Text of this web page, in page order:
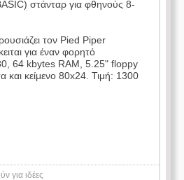
στάνταρ για φθηνούς 8-
τον Pied Piper
για έναν φορητό
64 kbytes RAM, 5.25" floppy
και κείμενο 80x24. Τιμή: 1300
για ιδέες